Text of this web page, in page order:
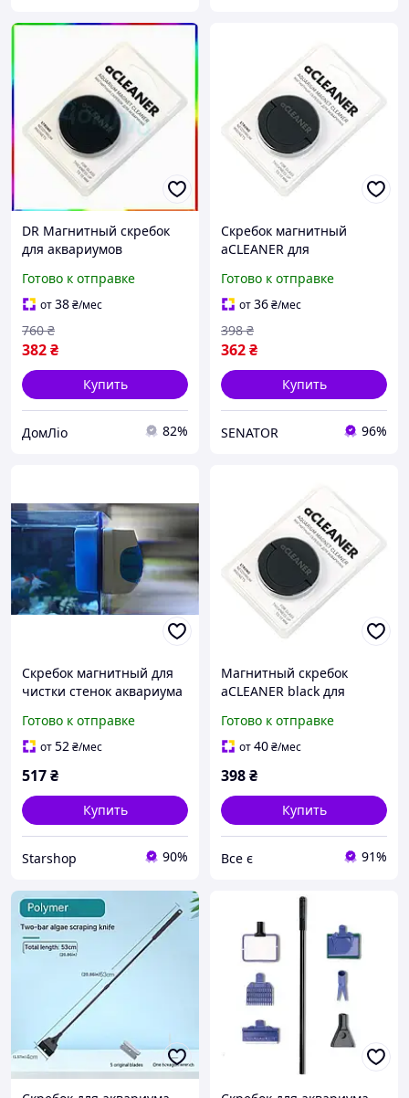
DR Магнитный скребок
для аквариумов
пресноводных и морских
Doro-l2
Готово к отправке
от38₴/мес
382₴
760 ₴
Купить
ДомЛіо 82%
Скребок магнитный
aCLEANER для
стекла до 10 мм. Черный
(26042669)
Готово к отправке
от36₴/мес
362₴
398 ₴
Купить
SENATOR 96%
Скребок магнитный для
чистки стенок аквариума
Готово к отправке
от52₴/мес
517₴
Купить
Starshop 90%
Магнитный скребок
aCLEANER black для
стекла до 10 мм.
Готово к отправке
от40₴/мес
398₴
Купить
Все є 91%